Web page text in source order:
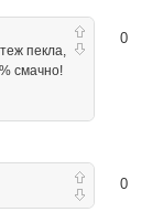
0
пекла,
смачно!
0